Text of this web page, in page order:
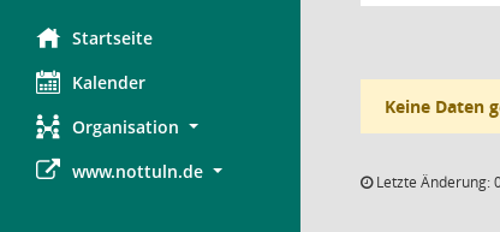
Startseite
Kalender
Organisation
www.nottuln.de
Keine Daten
Letzte Änderung: